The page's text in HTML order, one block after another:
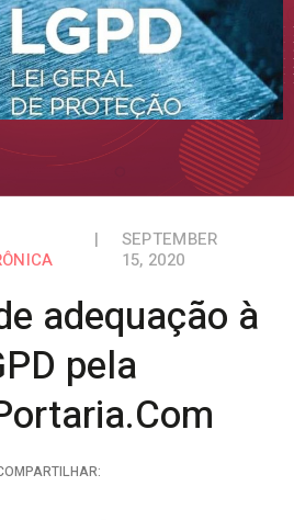
|
SEPTEMBER
15, 2020
adequação à
pela